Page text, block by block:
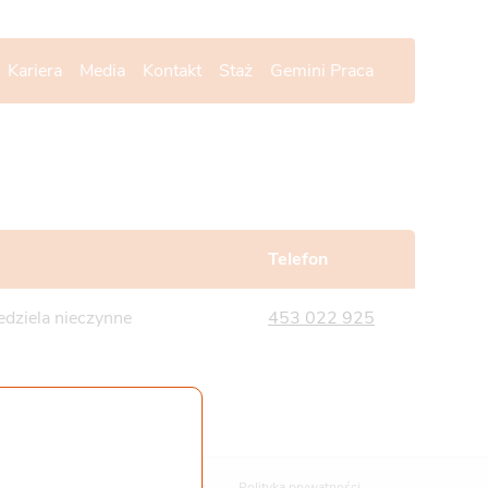
Kariera Media Kontakt Staż Gemini Praca
Telefon
nieczynne 453 022 925